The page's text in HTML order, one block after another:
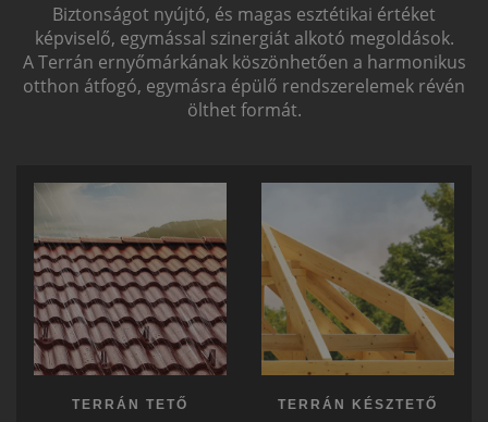
Biztonságot nyújtó, és magas esztétikai értéket
képviselő, egymással szinergiát alkotó megoldások.
A Terrán ernyőmárkának köszönhetően a harmonikus
otthon átfogó, egymásra épülő rendszerelemek révén
ölthet formát.
TERRÁN TETŐ TERRÁN KÉSZTETŐ
ITALIAN